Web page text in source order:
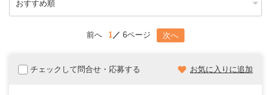
前へ 1 6ページ 次へ
チェックして問合せ・応募する お気に入りに追加